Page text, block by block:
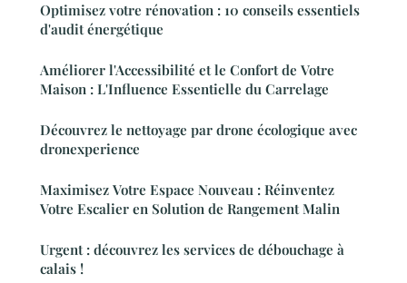
Optimisez votre rénovation : 10 conseils essentiels
d'audit énergétique
Améliorer l'Accessibilité et le Confort de Votre
Maison : L'Influence Essentielle du Carrelage
Découvrez le nettoyage par drone écologique avec
dronexperience
Maximisez Votre Espace Nouveau : Réinventez
Votre Escalier en Solution de Rangement Malin
Urgent : découvrez les services de débouchage à
calais !